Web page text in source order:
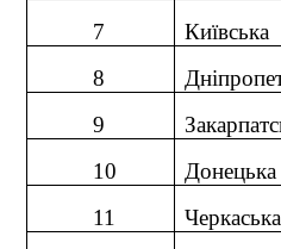
7
Київська
8
9
10
Донецька
11
Черкаська